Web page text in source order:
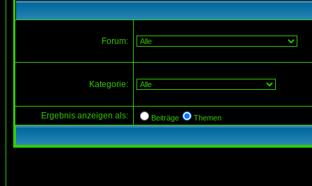
Forum:
Kategorie:
Ergebnis anzeigen als: Beiträge Themen